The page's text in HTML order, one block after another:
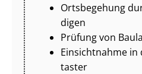
Ortsbegehung
di­gen
Prüfung von
Einsichtnahme
tas­ter